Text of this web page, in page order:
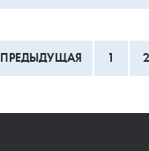
ПРЕДЫДУЩАЯ 1 2